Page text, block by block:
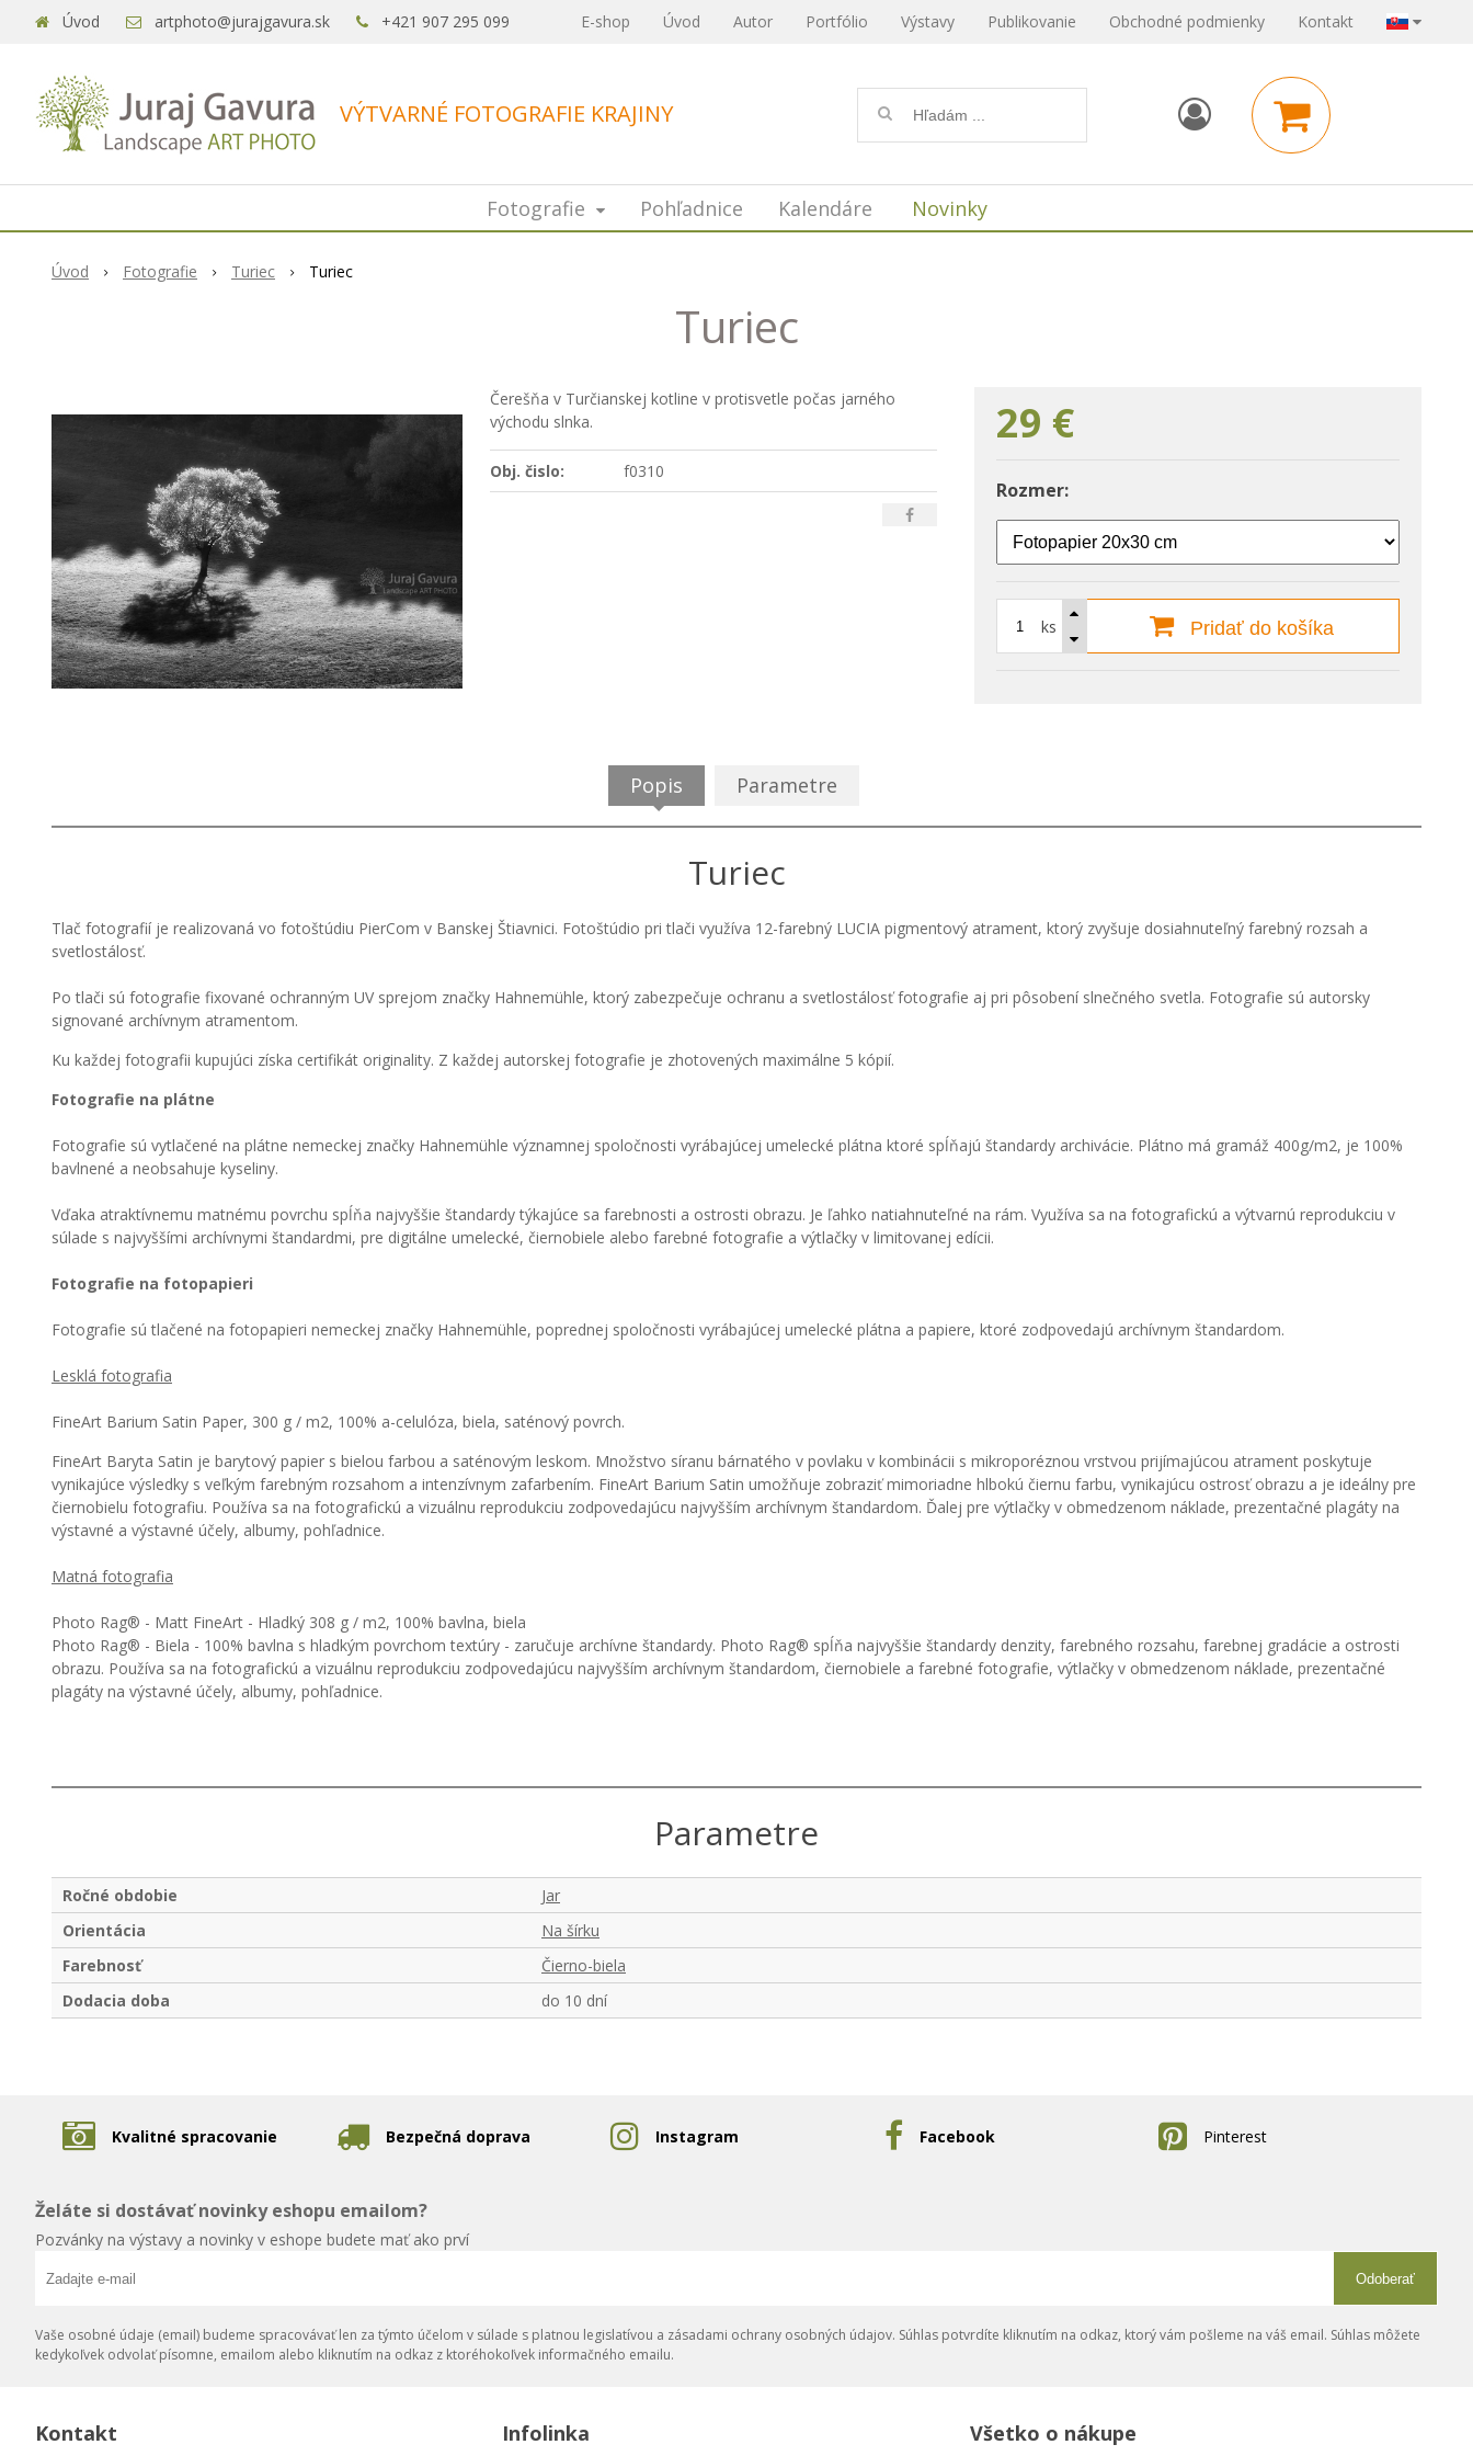
VÝTVARNÉ FOTOGRAFIE KRAJINY
Úvod artphoto@jurajgavura.sk +421 907 295 099 E-shop Úvod Autor Portfólio Výstavy Publikovanie Obchodné podmienky Kontakt
Úvod Fotografie Turiec Turiec
Turiec
29 €
Rozmer:
ks Pridať do košíka
Čerešňa v Turčianskej kotline v protisvetle počas jarného
východu slnka.
Obj. čislo: f0310
Popis Parametre
Turiec
Tlač fotografií je realizovaná vo fotoštúdiu PierCom v Banskej Štiavnici. Fotoštúdio pri tlači využíva 12-farebný LUCIA pigmentový atrament, ktorý zvyšuje dosiahnuteľný farebný rozsah a
svetlostálosť.
Po tlači sú fotografie fixované ochranným UV sprejom značky Hahnemühle, ktorý zabezpečuje ochranu a svetlostálosť fotografie aj pri pôsobení slnečného svetla. Fotografie sú autorsky
signované archívnym atramentom.
Ku každej fotografii kupujúci získa certifikát originality. Z každej autorskej fotografie je zhotovených maximálne 5 kópií.
Fotografie na plátne
Fotografie sú vytlačené na plátne nemeckej značky Hahnemühle významnej spoločnosti vyrábajúcej umelecké plátna ktoré spĺňajú štandardy archivácie. Plátno má gramáž 400g/m2, je 100%
bavlnené a neobsahuje kyseliny.
Vďaka atraktívnemu matnému povrchu spĺňa najvyššie štandardy týkajúce sa farebnosti a ostrosti obrazu. Je ľahko natiahnuteľné na rám. Využíva sa na fotografickú a výtvarnú reprodukciu v
súlade s najvyššími archívnymi štandardmi, pre digitálne umelecké, čiernobiele alebo farebné fotografie a výtlačky v limitovanej edícii.
Fotografie na fotopapieri
Fotografie sú tlačené na fotopapieri nemeckej značky Hahnemühle, poprednej spoločnosti vyrábajúcej umelecké plátna a papiere, ktoré zodpovedajú archívnym štandardom.
Lesklá fotografia
FineArt Barium Satin Paper, 300 g / m2, 100% a-celulóza, biela, saténový povrch.
FineArt Baryta Satin je barytový papier s bielou farbou a saténovým leskom. Množstvo síranu bárnatého v povlaku v kombinácii s mikroporéznou vrstvou prijímajúcou atrament poskytuje
vynikajúce výsledky s veľkým farebným rozsahom a intenzívnym zafarbením. FineArt Barium Satin umožňuje zobraziť mimoriadne hlbokú čiernu farbu, vynikajúcu ostrosť obrazu a je ideálny pre
čiernobielu fotografiu. Používa sa na fotografickú a vizuálnu reprodukciu zodpovedajúcu najvyšším archívnym štandardom. Ďalej pre výtlačky v obmedzenom náklade, prezentačné plagáty na
výstavné a výstavné účely, albumy, pohľadnice.
Matná fotografia
Photo Rag® - Matt FineArt - Hladký 308 g / m2, 100% bavlna, biela
Photo Rag® - Biela - 100% bavlna s hladkým povrchom textúry - zaručuje archívne štandardy. Photo Rag® spĺňa najvyššie štandardy denzity, farebného rozsahu, farebnej gradácie a ostrosti
obrazu. Používa sa na fotografickú a vizuálnu reprodukciu zodpovedajúcu najvyšším archívnym štandardom, čiernobiele a farebné fotografie, výtlačky v obmedzenom náklade, prezentačné
plagáty na výstavné účely, albumy, pohľadnice.
Parametre
Ročné obdobie
Jar
Orientácia
Na šírku
Farebnosť
Čierno-biela
Dodacia doba
do 10 dní
Fotografie Pohľadnice Kalendáre Novinky
Kvalitné spracovanie Bezpečná doprava Instagram Facebook Pinterest
Želáte si dostávať novinky eshopu emailom?
Pozvánky na výstavy a novinky v eshope budete mať ako prví
Odoberať
Vaše osobné údaje (email) budeme spracovávať len za týmto účelom v súlade s platnou legislatívou a zásadami ochrany osobných údajov. Súhlas potvrdíte kliknutím na odkaz, ktorý vám pošleme na váš email. Súhlas môžete
kedykoľvek odvolať písomne, emailom alebo kliknutím na odkaz z ktoréhokoľvek informačného emailu.
Kontakt Infolinka Všetko o nákupe